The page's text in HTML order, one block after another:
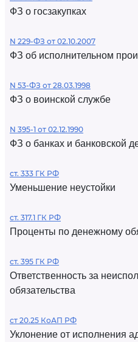
ФЗ о госзакупках
N 229-ФЗ от 02.10.2007
ФЗ об исполнительном
N 53-ФЗ от 28.03.1998
ФЗ о воинской службе
N 395-1 от 02.12.1990
ФЗ о банках и банковской
ст. 333 ГК РФ
Уменьшение неустойки
ст. 317.1 ГК РФ
Проценты по денежному
ст. 395 ГК РФ
Ответственность за
обязательства
ст 20.25 КоАП РФ
Уклонение от исполнения